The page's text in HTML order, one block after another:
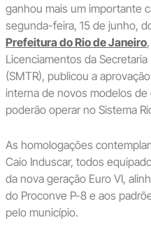
ganhou mais um importante
segunda-feira, 15 de junho,
Prefeitura do Rio de Janeiro
Licenciamentos da
(SMTR), publicou a
interna de novos modelos
poderão operar no Sistema
As homologações
Caio Induscar, todos
da nova geração Euro VI,
do Proconve P-8 e aos
pelo município.